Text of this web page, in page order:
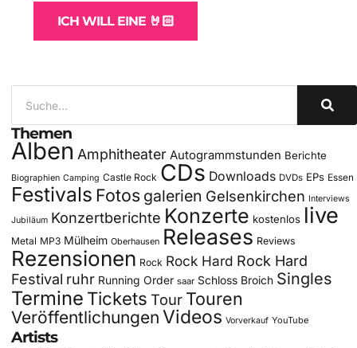
ICH WILL EINE 🤘🏻
Themen
Alben Amphitheater Autogrammstunden Berichte
Biographien Camping Castle Rock CDs Downloads DVDs EPs Essen
Festivals Fotos galerien Gelsenkirchen Interviews
Jubiläum Konzertberichte Konzerte kostenlos live
Metal MP3 Mülheim Oberhausen Releases Reviews
Rezensionen Rock Rock Hard Rock Hard
Festival ruhr Running Order saar Schloss Broich Singles
Termine Tickets Tour Touren
Veröffentlichungen Videos Vorverkauf YouTube
Artists